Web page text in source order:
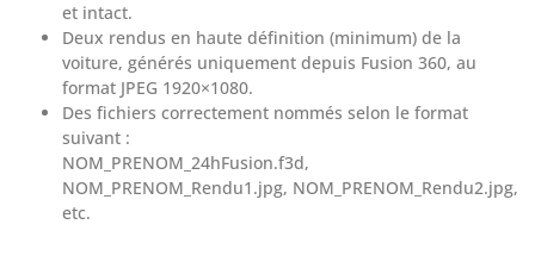
et intact.
Deux rendus en haute définition (minimum) de la
voiture, générés uniquement depuis Fusion 360, au
format JPEG 1920×1080.
Des fichiers correctement nommés selon le format
suivant :
NOM_PRENOM_24hFusion.f3d,
NOM_PRENOM_Rendu1.jpg, NOM_PRENOM_Rendu2.jpg,
etc.